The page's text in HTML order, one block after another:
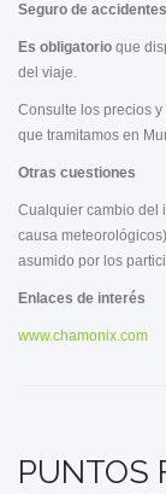
Seguro de
Es obligatorio que
del viaje.
Consulte los precios
que tramitamos en
Otras cuestiones
Cualquier cambio del
causa
asumido por los
Enlaces de interés
www.chamonix.com
PUNTOS